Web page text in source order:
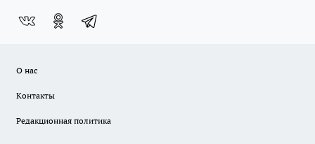
О нас
Контакты
Редакционная политика